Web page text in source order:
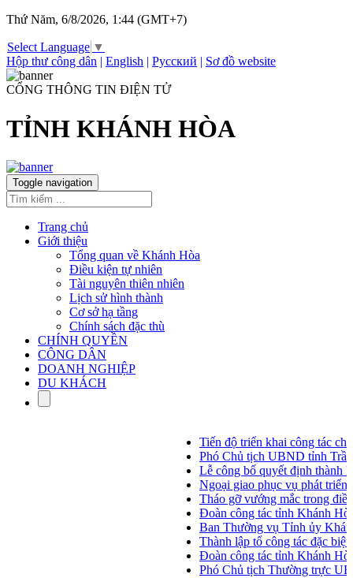
Thứ Năm, 6/8/2026, 1:44 (GMT+7)
Select Language ▼
Hộp thư công dân | English | Русский | Sơ đồ website
CỔNG THÔNG TIN ĐIỆN TỬ
TỈNH KHÁNH HÒA
Toggle navigation
Trang chủ
Giới thiệu
Tổng quan về Khánh Hòa
Điều kiện tự nhiên
Tài nguyên thiên nhiên
Lịch sử hình thành
Cơ sở hạ tầng
Chính sách đặc thù
CHÍNH QUYỀN
CÔNG DÂN
DOANH NGHIỆP
DU KHÁCH
Tiến độ triển khai công tác
Phó Chủ tịch UBND tỉnh Trần
Lễ công bố quyết định thành lập
Ngoại giao phục vụ phát triển
Tháo gỡ vướng mắc trong điều
Đoàn công tác tỉnh Khánh Hòa
Ban Thường vụ Tỉnh ủy Khánh
Thành lập tổ công tác đặc biệt
Đoàn công tác tỉnh Khánh Hòa
Phó Chủ tịch Thường trực